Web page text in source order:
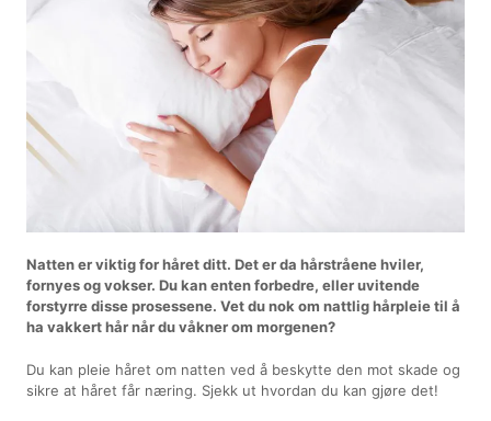
Natten er viktig for håret ditt. Det er da hårstråene hviler,
fornyes og vokser. Du kan enten forbedre, eller uvitende
forstyrre disse prosessene. Vet du nok om nattlig hårpleie til å
ha vakkert hår når du våkner om morgenen?
Du kan pleie håret om natten ved å beskytte den mot skade og
sikre at håret får næring. Sjekk ut hvordan du kan gjøre det!